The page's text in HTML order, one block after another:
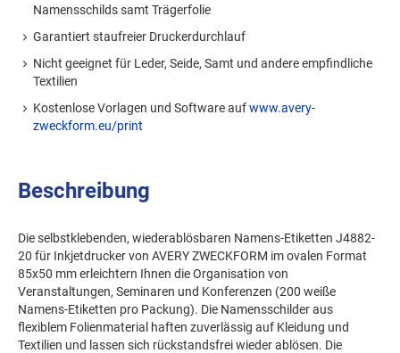
Namensschilds samt Trägerfolie
Garantiert staufreier Druckerdurchlauf
Nicht geeignet für Leder, Seide, Samt und andere empfindliche
Textilien
Kostenlose Vorlagen und Software aufwww.avery-
zweckform.eu/print
Beschreibung
Die selbstklebenden, wiederablösbaren Namens-Etiketten J4882-
20 für Inkjetdrucker von AVERY ZWECKFORM im ovalen Format
85x50 mm erleichtern Ihnen die Organisation von
Veranstaltungen, Seminaren und Konferenzen (200 weiße
Namens-Etiketten pro Packung). Die Namensschilder aus
flexiblem Folienmaterial haften zuverlässig auf Kleidung und
Textilien und lassen sich rückstandsfrei wieder ablösen. Die